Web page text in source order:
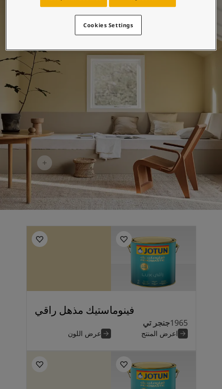
Contact Us
البحث عن موزع جوتن
مساحات تنبض بالحياة - أحدث مجموعة ألوان جوتن
الدهانات الصناعية
فينوماستيك مذهل راقي
1965جنجر تي
اعرض المنتج عرض اللون
Cookies Settings